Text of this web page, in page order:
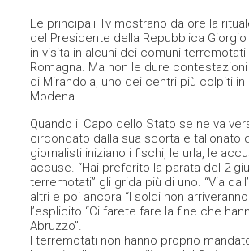
Le principali Tv mostrano da ore la
del Presidente della Repubblica
in visita in alcuni dei comuni terremotati
Romagna. Ma non le dure
di Mirandola, uno dei centri più colpiti
Modena.
Quando il Capo dello Stato se ne va
circondato dalla sua scorta e tallonato
giornalisti iniziano i fischi, le urla, le
accuse. “Hai preferito la parata del 2
terremotati” gli grida più di uno. “Via
altri e poi ancora “I soldi non arriveranno
l’esplicito “Ci farete fare la fine che
Abruzzo”.
I terremotati non hanno proprio